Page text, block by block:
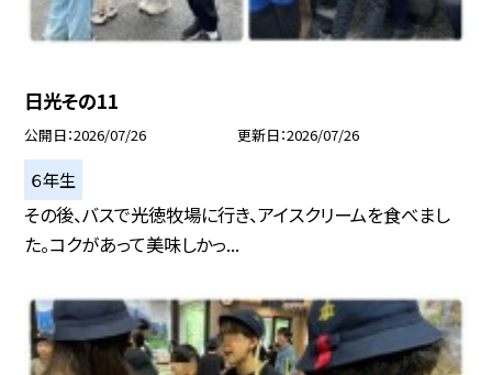
日光その11
公開日 2026/07/26 更新日 2026/07/26
６年生
その後、バスで光徳牧場に行き、アイスクリームを食べまし
た。コクがあって美味しかっ...